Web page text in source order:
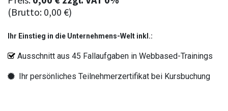
(Brutto: 0,00 €)
Ihr Einstieg in die Unternehmens-Welt inkl.:
Ausschnitt aus 45 Fallaufgaben in Webbased-Trainings
Ihr persönliches Teilnehmerzertifikat bei Kursbuchung